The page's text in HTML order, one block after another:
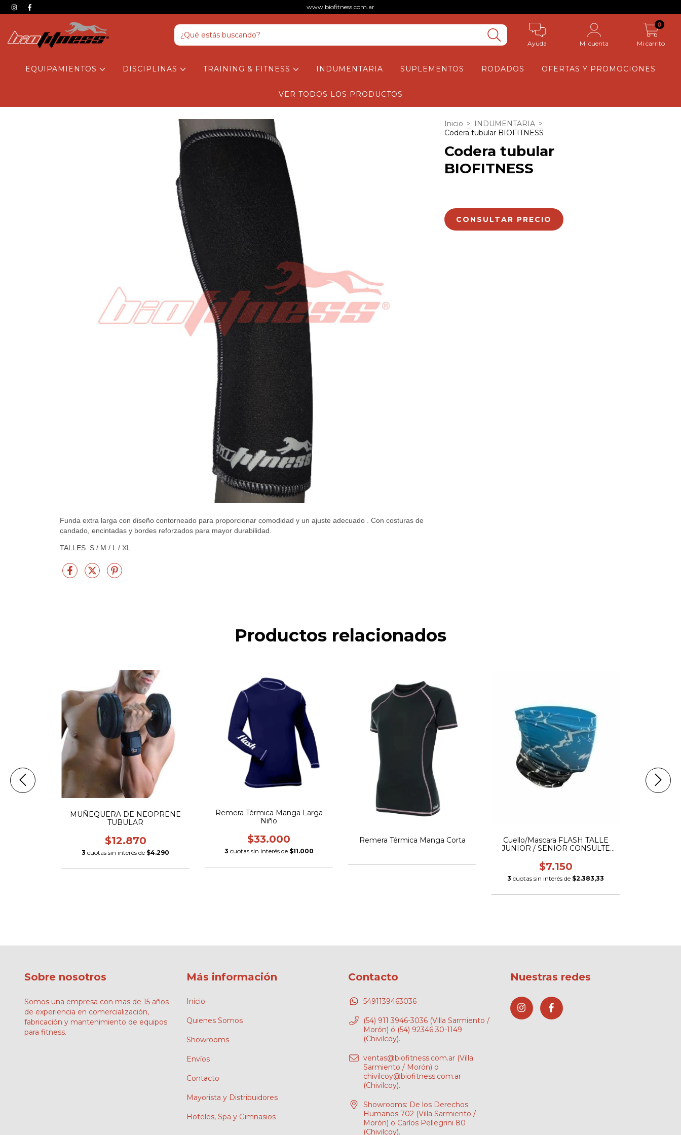
www.biofitness.com.ar
Ayuda Mi cuenta Mi carrito
0
EQUIPAMIENTOS DISCIPLINAS TRAINING & FITNESS INDUMENTARIA SUPLEMENTOS RODADOS OFERTAS Y PROMOCIONES
VER TODOS LOS PRODUCTOS
Funda extra larga con diseño contorneado para proporcionar comodidad y un ajuste adecuado . Con costuras de
candado, encintadas y bordes reforzados para mayor durabilidad.
TALLES: S / M / L / XL
Inicio > INDUMENTARIA >
Codera tubular BIOFITNESS
Codera tubular
BIOFITNESS
Productos relacionados
MUÑEQUERA DE NEOPRENE
TUBULAR
$12.870
3 cuotas sin interés de $4.290
Remera Térmica Manga Larga
Niño
$33.000
3 cuotas sin interés de $11.000
Remera Térmica Manga Corta
Cuello/Mascara FLASH TALLE
JUNIOR / SENIOR CONSULTE
$7.150
3 cuotas sin interés de $2.383,33
Sobre nosotros
Somos una empresa con mas de 15 años
de experiencia en comercialización,
fabricación y mantenimiento de equipos
para fitness.
Más información
Inicio
Quienes Somos
Showrooms
Envíos
Contacto
Mayorista y Distribuidores
Hoteles, Spa y Gimnasios
Contacto
5491139463036
(54) 911 3946-3036 (Villa Sarmiento /
Morón) ó (54) 92346 30-1149
(Chivilcoy).
ventas@biofitness.com.ar (Villa
Sarmiento / Morón) o
chivilcoy@biofitness.com.ar
(Chivilcoy).
Showrooms: De los Derechos
Humanos 702 (Villa Sarmiento /
Morón) o Carlos Pellegrini 80
(Chivilcoy).
Nuestras redes